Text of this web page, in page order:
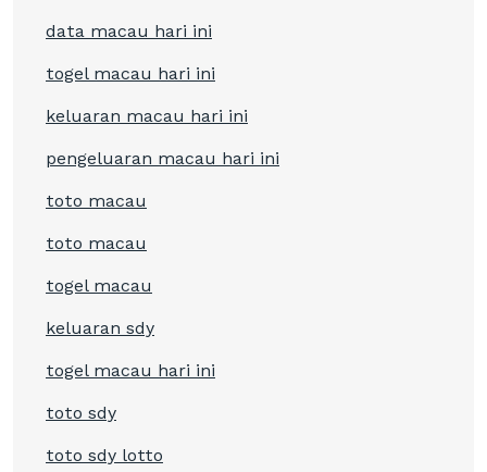
data macau hari ini
togel macau hari ini
keluaran macau hari ini
pengeluaran macau hari ini
toto macau
toto macau
togel macau
keluaran sdy
togel macau hari ini
toto sdy
toto sdy lotto